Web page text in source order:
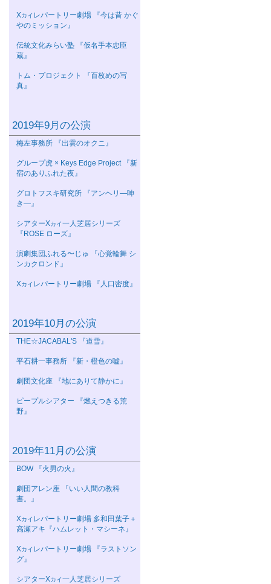
Χカイ レパートリー劇場 『今は昔 かぐ
やのミッション』
伝統文化みらい塾 『仮名手本忠臣
蔵』
トム・プロジェクト 『百枚めの写
真』
2019年9月の公演
梅左事務所 『出雲のオクニ』
グループ虎 × Keys Edge Project 『新
宿のありふれた夜』
グロトフスキ研究所 『アンヘリ—呻
き—』
シアターΧカイ一人芝居シリーズ
『ROSE ローズ』
演劇集団ふれる〜じゅ 『心覚輪舞 シ
ンカクロンド』
Χカイ レパートリー劇場 『人口密度』
2019年10月の公演
THE☆JACABAL'S 『道雪』
平石耕一事務所 『新・橙色の嘘』
劇団文化座 『地にありて静かに』
ピープルシアター 『燃えつきる荒
野』
2019年11月の公演
BOW 『火男の火』
劇団アレン座 『いい人間の教科
書。』
Χカイ レパートリー劇場 多和田葉子＋
高瀬アキ『ハムレット・マシーネ』
Χカイ レパートリー劇場 『ラストソン
グ』
シアターΧカイ一人芝居シリーズ